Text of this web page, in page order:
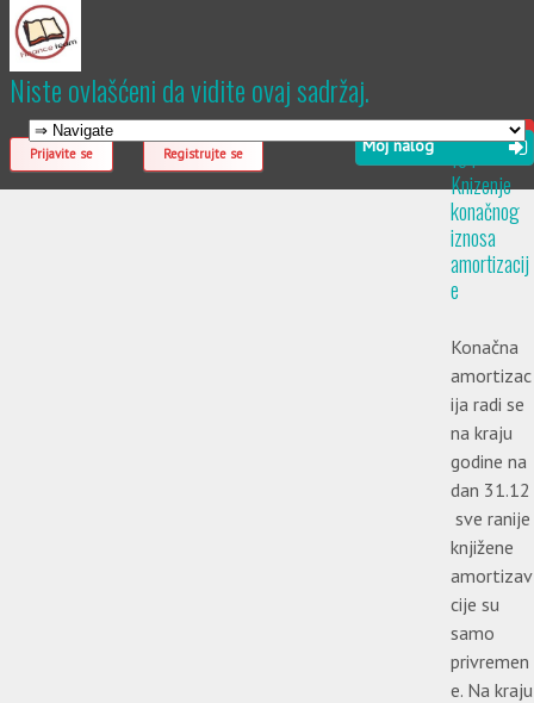
Moj nalog
Niste ovlašćeni da vidite ovaj sadržaj.
Prijavite se Registrujte se
16 .
Knizenje
konačnog
iznosa
amortizacij
e
Konačna
amortizac
ija radi se
na kraju
godine na
dan 31.12
sve ranije
knjižene
amortizav
cije su
samo
privremen
e. Na kraju